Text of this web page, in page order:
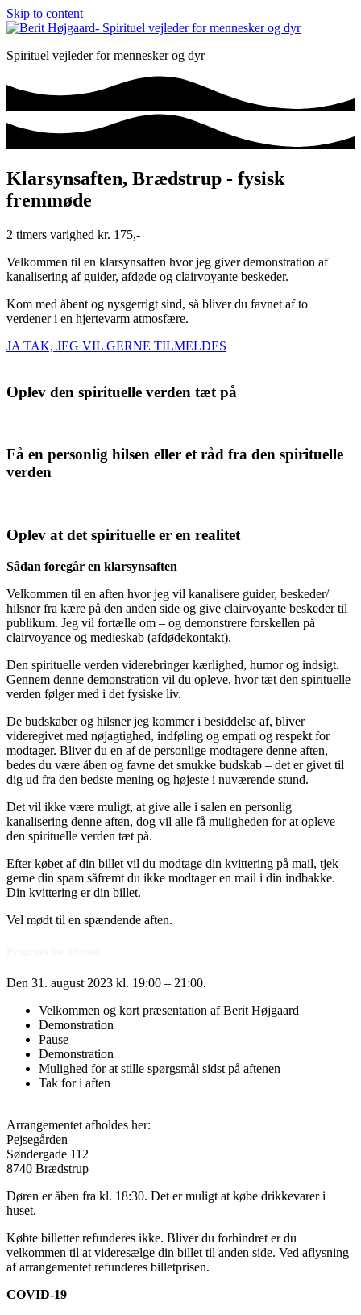
Skip to content
Spirituel vejleder for mennesker og dyr
Klarsynsaften, Brædstrup - fysisk
fremmøde
2 timers varighed kr. 175,-
Velkommen til en klarsynsaften hvor jeg giver demonstration af
kanalisering af guider, afdøde og clairvoyante beskeder.
Kom med åbent og nysgerrigt sind, så bliver du favnet af to
verdener i en hjertevarm atmosfære.
JA TAK, JEG VIL GERNE TILMELDES
Oplev den spirituelle verden tæt på
Få en personlig hilsen eller et råd fra den spirituelle
verden
Oplev at det spirituelle er en realitet
Sådan foregår en klarsynsaften
Velkommen til en aften hvor jeg vil kanalisere guider, beskeder/
hilsner fra kære på den anden side og give clairvoyante beskeder til
publikum. Jeg vil fortælle om – og demonstrere forskellen på
clairvoyance og medieskab (afdødekontakt).
Den spirituelle verden viderebringer kærlighed, humor og indsigt.
Gennem denne demonstration vil du opleve, hvor tæt den spirituelle
verden følger med i det fysiske liv.
De budskaber og hilsner jeg kommer i besiddelse af, bliver
videregivet med nøjagtighed, indføling og empati og respekt for
modtager. Bliver du en af de personlige modtagere denne aften,
bedes du være åben og favne det smukke budskab – det er givet til
dig ud fra den bedste mening og højeste i nuværende stund.
Det vil ikke være muligt, at give alle i salen en personlig
kanalisering denne aften, dog vil alle få muligheden for at opleve
den spirituelle verden tæt på.
Efter købet af din billet vil du modtage din kvittering på mail, tjek
gerne din spam såfremt du ikke modtager en mail i din indbakke.
Din kvittering er din billet.
Vel mødt til en spændende aften.
Den 31. august 2023 kl. 19:00 – 21:00.
Velkommen og kort præsentation af Berit Højgaard
Demonstration
Pause
Demonstration
Mulighed for at stille spørgsmål sidst på aftenen
Tak for i aften
Arrangementet afholdes her:
Pejsegården
Søndergade 112
8740 Brædstrup
Døren er åben fra kl. 18:30. Det er muligt at købe drikkevarer i
huset.
Købte billetter refunderes ikke. Bliver du forhindret er du
velkommen til at videresælge din billet til anden side. Ved aflysning
af arrangementet refunderes billetprisen.
COVID-19